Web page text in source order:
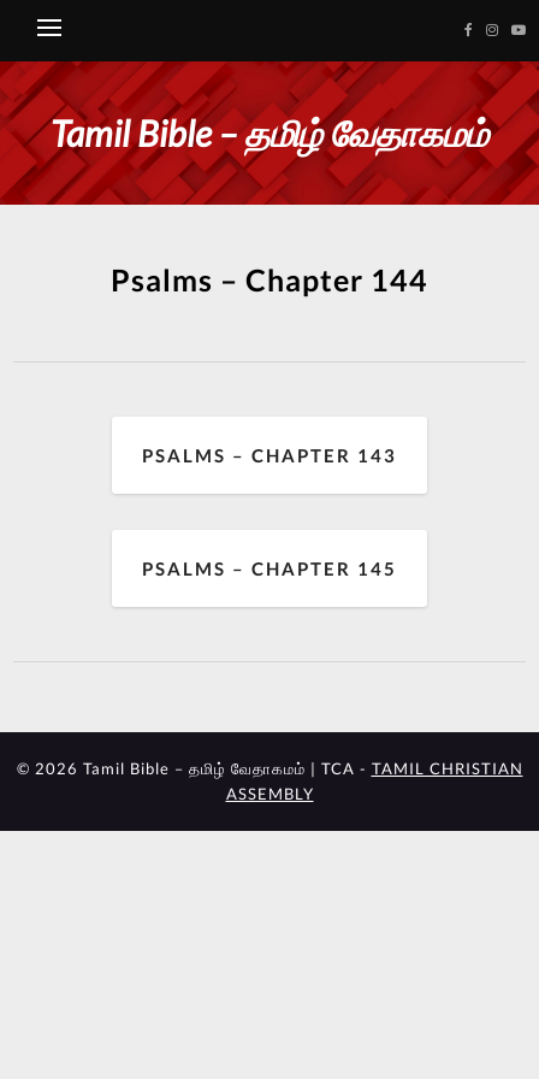
Tamil Bible – தமிழ் வேதாகமம்
Psalms – Chapter 144
PSALMS – CHAPTER 143
PSALMS – CHAPTER 145
© 2026 Tamil Bible – தமிழ் வேதாகமம் | TCA - TAMIL CHRISTIAN
ASSEMBLY